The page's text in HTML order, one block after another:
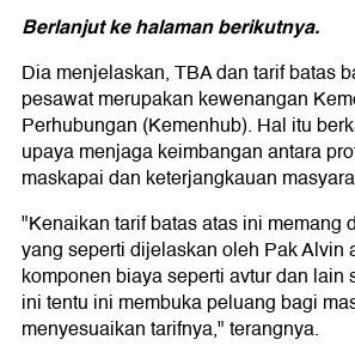
Berlanjut ke halaman berikutnya.
Dia menjelaskan, TBA dan tarif batas
pesawat merupakan kewenangan
Perhubungan (Kemenhub). Hal itu
upaya menjaga keimbangan antara
maskapai dan keterjangkauan
"Kenaikan tarif batas atas ini memang
yang seperti dijelaskan oleh Pak Alvin
komponen biaya seperti avtur dan lain
ini tentu ini membuka peluang bagi
menyesuaikan tarifnya," terangnya.